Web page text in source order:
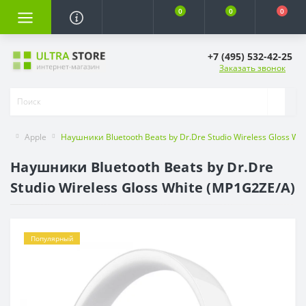
0 0 0
+7 (495) 532-42-25
Заказать звонок
Apple Наушники Bluetooth Beats by Dr.Dre Studio Wireless Gloss
Наушники Bluetooth Beats by Dr.Dre
Studio Wireless Gloss White (MP1G2ZE/A)
Популярный